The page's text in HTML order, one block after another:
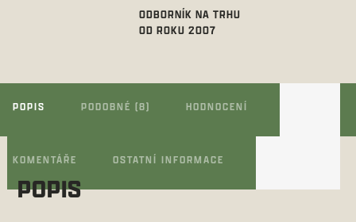
ODBORNÍK NA TRHU
OD ROKU 2007
POPIS PODOBNÉ (8) HODNOCENÍ
KOMENTÁŘE OSTATNÍ INFORMACE
POPIS